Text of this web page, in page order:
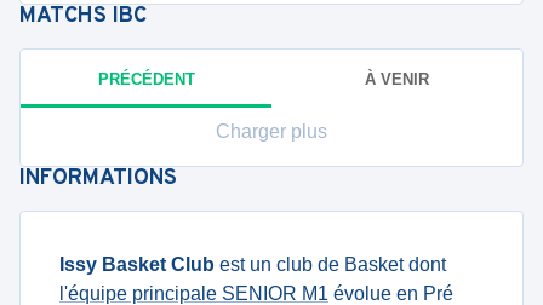
MATCHS IBC
PRÉCÉDENT À VENIR
Charger plus
INFORMATIONS
Issy Basket Club est un club de Basket dont
l'équipe principale SENIOR M1 évolue en Pré